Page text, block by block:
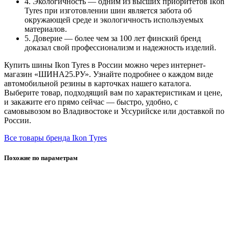
Tyres при изготовлении шин является забота об
окружающей среде и экологичность используемых
материалов.
5. Доверие — более чем за 100 лет финский бренд
доказал свой профессионализм и надежность изделий.
Купить шины Ikon Tyres в России можно через интернет-
магазин «ШИНА25.РУ». Узнайте подробнее о каждом виде
автомобильной резины в карточках нашего каталога.
Выберите товар, подходящий вам по характеристикам и цене,
и закажите его прямо сейчас — быстро, удобно, с
самовывозом во Владивостоке и Уссурийске или доставкой по
России.
Все товары бренда Ikon Tyres
Похожие по параметрам